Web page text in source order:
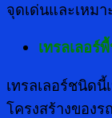
จุดเด่นและเหม
เทรลเลอร์
เทรลเลอร์ชนิด
โครงสร้างของ